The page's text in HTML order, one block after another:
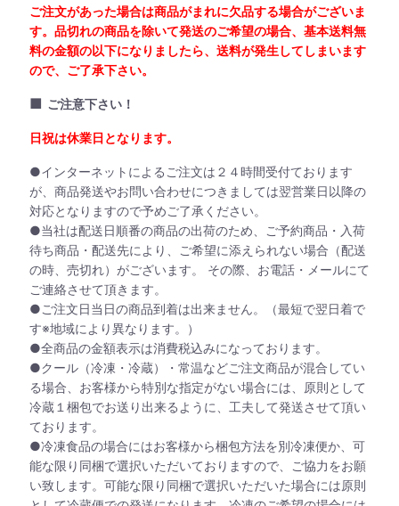
ご注文があった場合は商品がまれに欠品する場合がございま
す。品切れの商品を除いて発送のご希望の場合、基本送料無
料の金額の以下になりましたら、送料が発生してしまいます
ので、ご了承下さい。
■ ご注意下さい！
日祝は休業日となります。
●インターネットによるご注文は２４時間受付ております
が、商品発送やお問い合わせにつきましては翌営業日以降の
対応となりますので予めご了承ください。
●当社は配送日順番の商品の出荷のため、ご予約商品・入荷
待ち商品・配送先により、ご希望に添えられない場合（配送
の時、売切れ）がございます。 その際、お電話・メールにて
ご連絡させて頂きます。
●ご注文日当日の商品到着は出来ません。（最短で翌日着で
す※地域により異なります。）
●全商品の金額表示は消費税込みになっております。
●クール（冷凍・冷蔵）・常温などご注文商品が混合してい
る場合、お客様から特別な指定がない場合には、原則として
冷蔵１梱包でお送り出来るように、工夫して発送させて頂い
ております。
●冷凍食品の場合にはお客様から梱包方法を別冷凍便か、可
能な限り同梱で選択いただいておりますので、ご協力をお願
い致します。可能な限り同梱で選択いただいた場合には原則